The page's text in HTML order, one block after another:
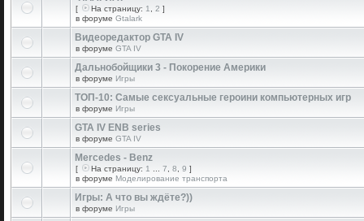
[ На страницу: 1 2 ]
в форуме Gtalark
Видеоредактор GTA IV
в форуме GTA IV
Дальнобойщики 3 - Покорение Америки
в форуме Игры
ТОП-10: Самые сексуальные героини компьютерных игр
в форуме Игры
GTA IV ENB series
в форуме GTA IV
Mercedes - Benz
[ На страницу: 1 7 8 9 ]
в форуме Моделирование транспорта
Игры: А что вы ждёте?))
в форуме Игры